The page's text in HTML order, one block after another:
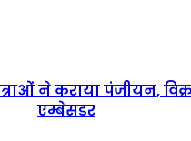
ने कराया पंजीयन,
एम्बेसडर